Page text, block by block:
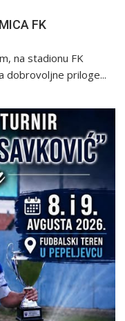
FK
na stadionu FK
dobrovoljne priloge...